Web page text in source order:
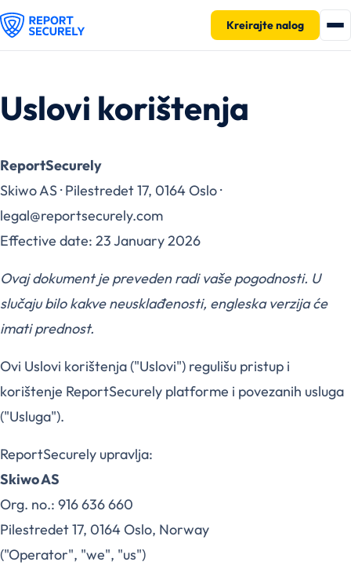
Kreirajte nalog
Uslovi korištenja
ReportSecurely
Skiwo AS · Pilestredet 17, 0164 Oslo ·
legal@reportsecurely.com
Effective date: 23 January 2026
Ovaj dokument je preveden radi vaše pogodnosti. U
slučaju bilo kakve neusklađenosti, engleska verzija će
imati prednost.
Ovi Uslovi korištenja ("Uslovi") regulišu pristup i
korištenje ReportSecurely platforme i povezanih usluga
("Usluga").
ReportSecurely upravlja:
Skiwo AS
Org. no.: 916 636 660
Pilestredet 17, 0164 Oslo, Norway
("Operator", "we", "us")